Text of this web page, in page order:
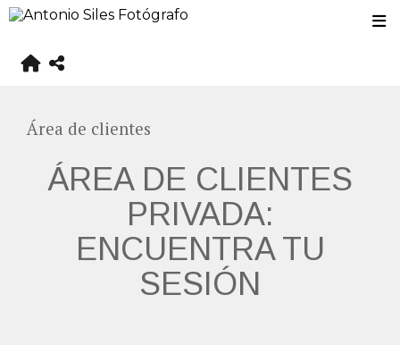
Área de clientes
ÁREA DE CLIENTES
PRIVADA:
ENCUENTRA TU
SESIÓN